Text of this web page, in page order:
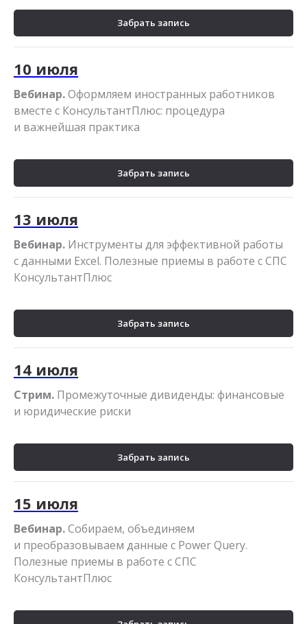
Забрать запись
10 июля
Вебинар.Оформляем иностранных работников
вместе с КонсультантПлюс: процедура
и важнейшая практика
Забрать запись
13 июля
Вебинар. Инструменты для эффективной работы
с данными Excel. Полезные приемы в работе с СПС
КонсультантПлюс
Забрать запись
14 июля
Стрим. Промежуточные дивиденды: финансовые
и юридические риски
Забрать запись
15 июля
Вебинар.Собираем, объединяем
и преобразовываем данные с Power Query.
Полезные приемы в работе с СПС
КонсультантПлюс